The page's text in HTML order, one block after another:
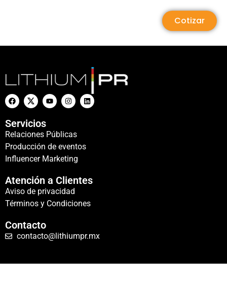
Cotizar
Servicios
Relaciones Públicas
Producción de eventos
Influencer Marketing
Atención a Clientes
Aviso de privacidad
Términos y Condiciones
Contacto
contacto@lithiumpr.mx